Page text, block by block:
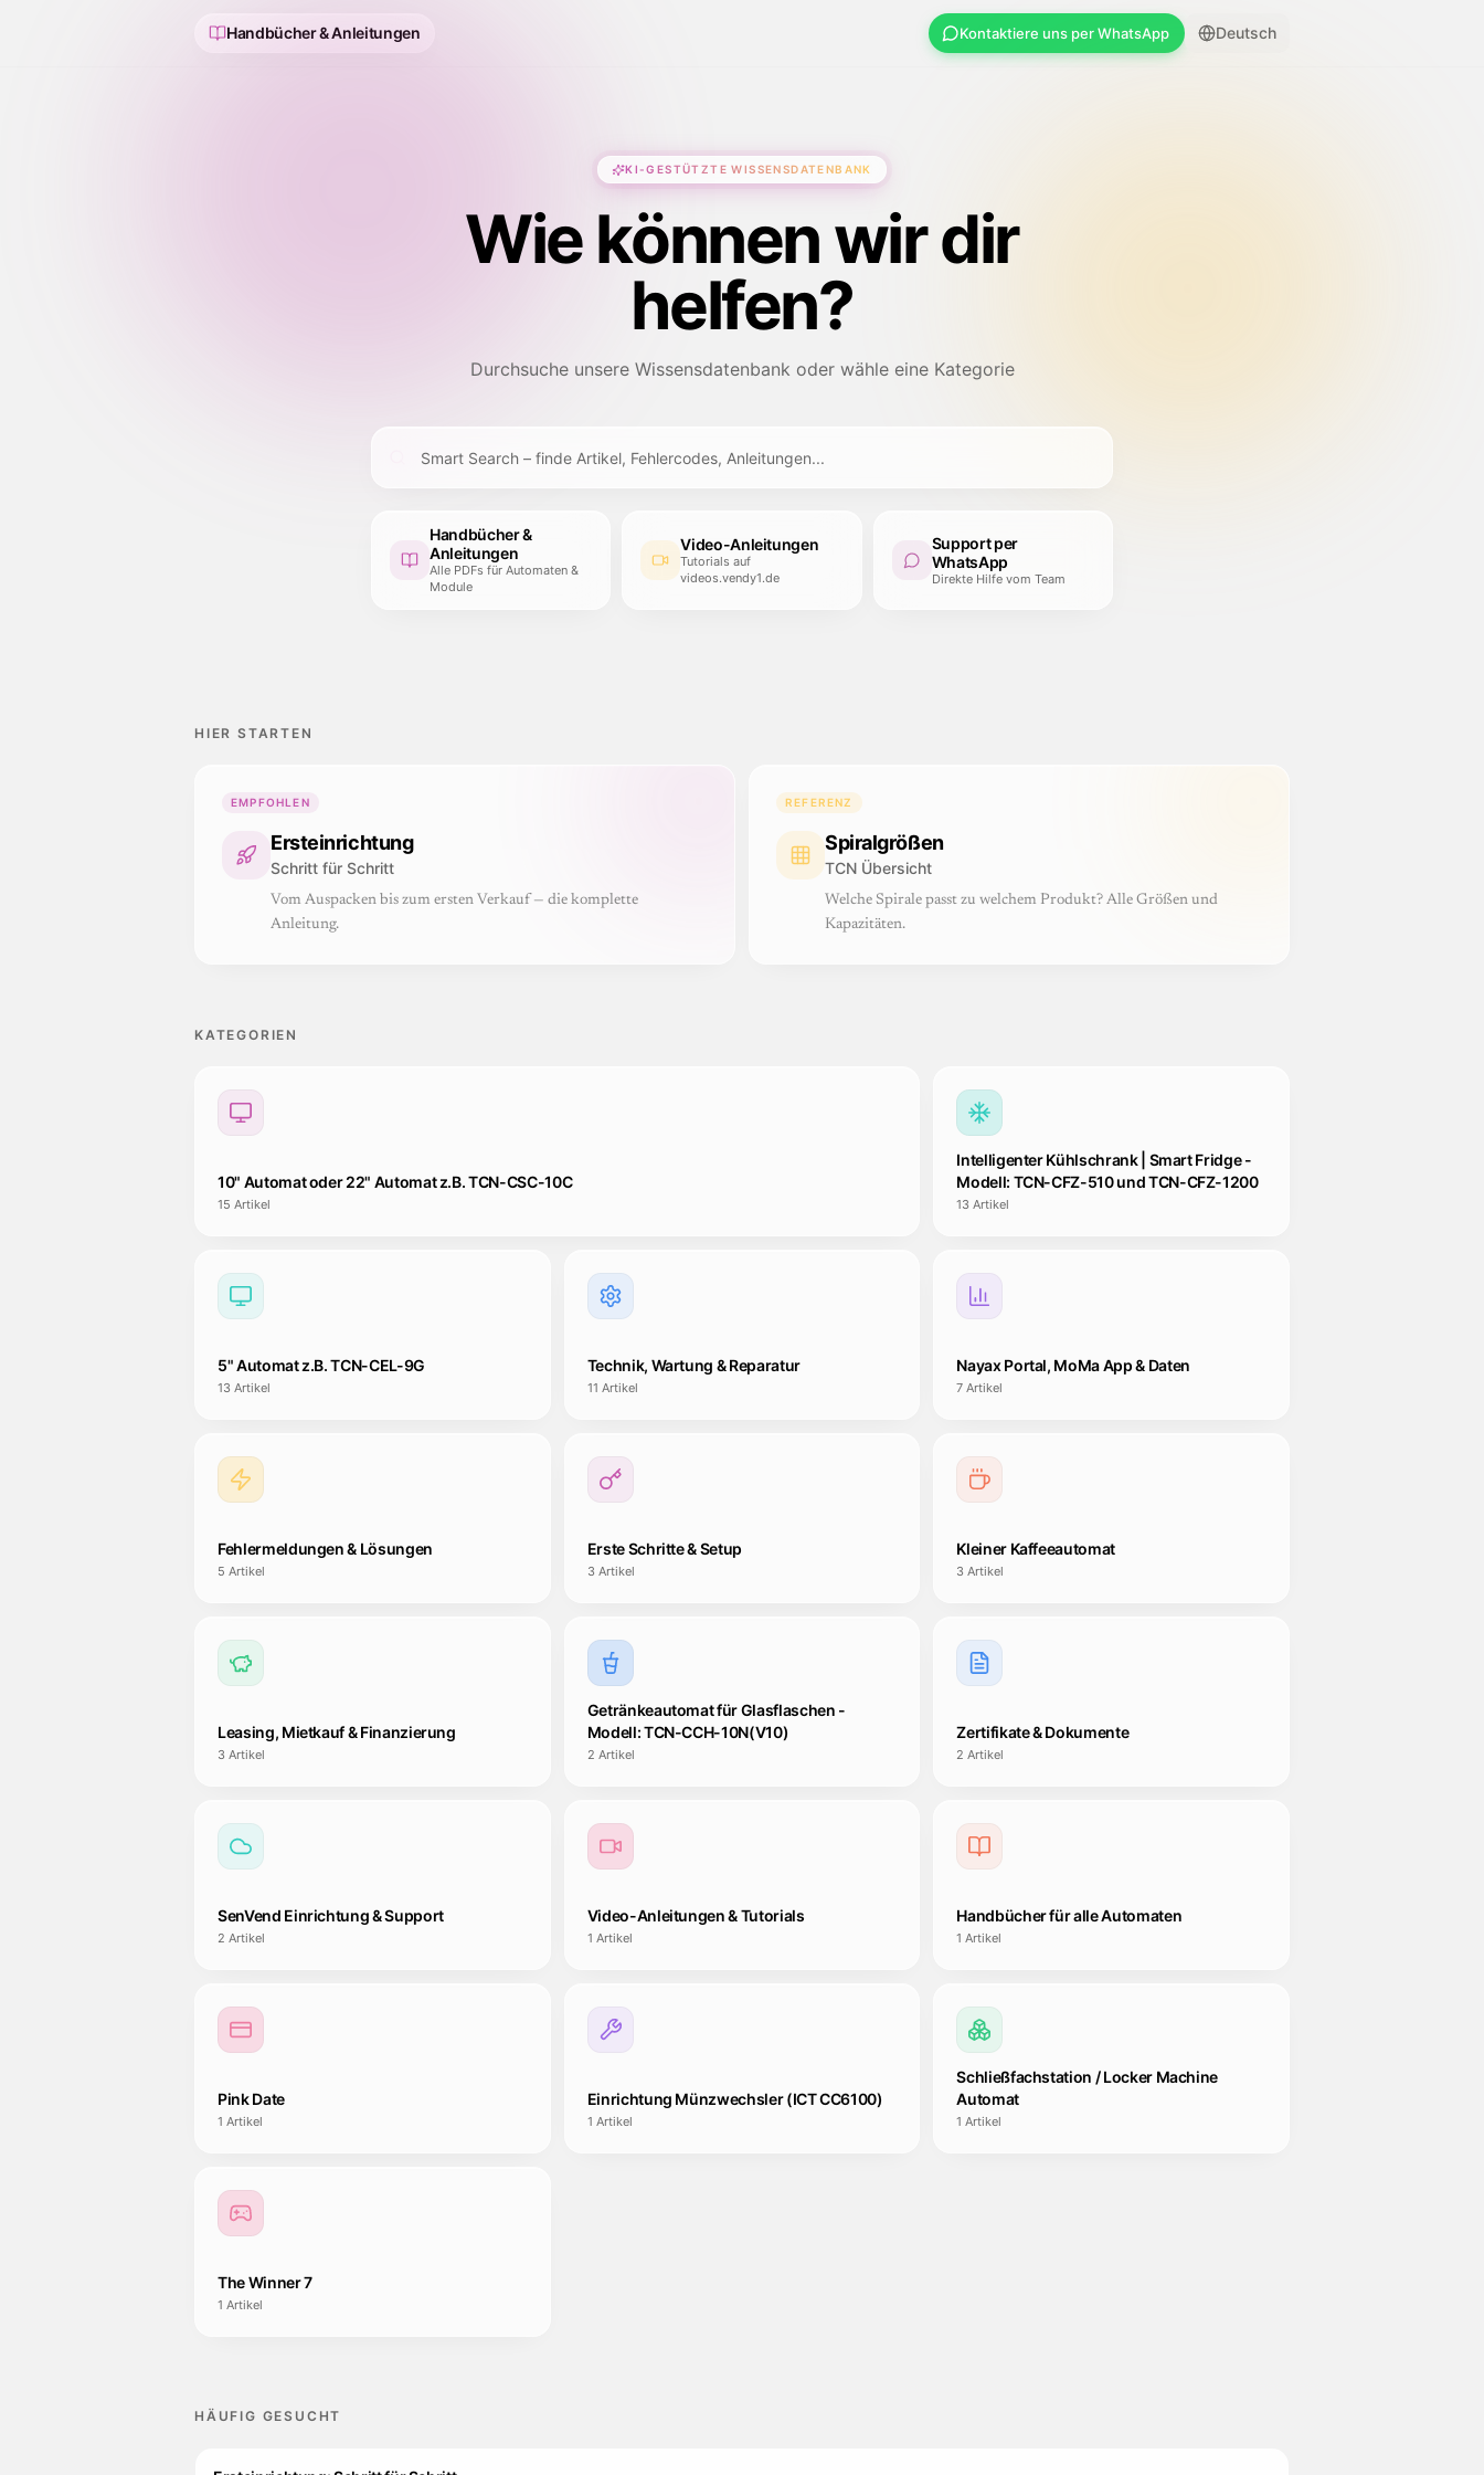
Handbücher & Anleitungen Kontaktiere uns per WhatsApp Deutsch
KI-GESTÜTZTE WISSENSDATENBANK
Wie können wir dir
helfen?
Durchsuche unsere Wissensdatenbank oder wähle eine Kategorie
Handbücher &
Anleitungen
Alle PDFs für Automaten &
Module
Video-Anleitungen
Tutorials auf
videos.vendy1.de
Support per
WhatsApp
Direkte Hilfe vom Team
HIER STARTEN
EMPFOHLEN
Ersteinrichtung
Schritt für Schritt
Vom Auspacken bis zum ersten Verkauf — die komplette
Anleitung.
REFERENZ
Spiralgrößen
TCN Übersicht
Welche Spirale passt zu welchem Produkt? Alle Größen und
Kapazitäten.
KATEGORIEN
10" Automat oder 22" Automat z.B. TCN-CSC-10C
15 Artikel
Intelligenter Kühlschrank | Smart Fridge -
Modell: TCN-CFZ-510 und TCN-CFZ-1200
13 Artikel
5" Automat z.B. TCN-CEL-9G
13 Artikel
Technik, Wartung & Reparatur
11 Artikel
Nayax Portal, MoMa App & Daten
7 Artikel
Fehlermeldungen & Lösungen
5 Artikel
Erste Schritte & Setup
3 Artikel
Kleiner Kaffeeautomat
3 Artikel
Leasing, Mietkauf & Finanzierung
3 Artikel
Getränkeautomat für Glasflaschen -
Modell: TCN-CCH-10N(V10)
2 Artikel
Zertifikate & Dokumente
2 Artikel
SenVend Einrichtung & Support
2 Artikel
Video-Anleitungen & Tutorials
1 Artikel
Handbücher für alle Automaten
1 Artikel
Pink Date
1 Artikel
Einrichtung Münzwechsler (ICT CC6100)
1 Artikel
Schließfachstation / Locker Machine
Automat
1 Artikel
The Winner 7
1 Artikel
HÄUFIG GESUCHT